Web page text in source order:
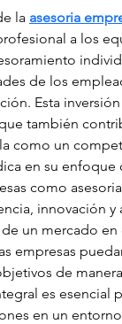
la asesoria
a los
de los
Esta
también
como un
en su
como
innovación y
un mercado
empresas
de
es esencial
en un